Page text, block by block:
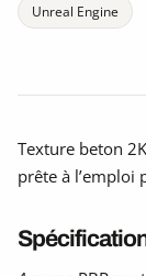
Unreal Engine
Texture beton
prête à l’emploi